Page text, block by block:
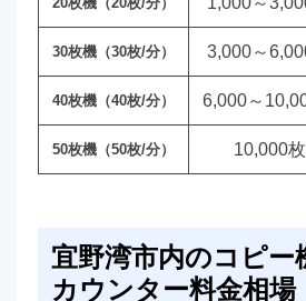
30枚機（30枚/分） 3,000～
40枚機（40枚/分） 6,000～
50枚機（50枚/分） 10,000
宜野湾市内のコピー
カウンター料金相場